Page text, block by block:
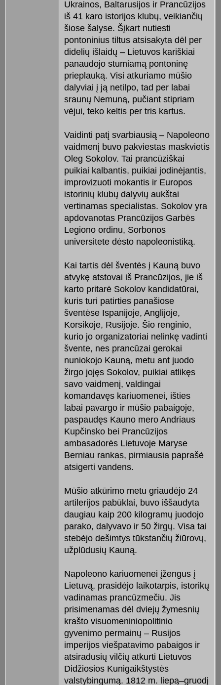
Ukrainos, Baltarusijos ir Prancūzijos
iš 41 karo istorijos klubų, veikiančių
šiose šalyse. Šįkart nutiesti
pontoninius tiltus atsisakyta dėl per
didelių išlaidų – Lietuvos kariškiai
panaudojo stumiamą pontoninę
prieplauką. Visi atkuriamo mūšio
dalyviai į ją netilpo, tad per labai
sraunų Nemuną, pučiant stipriam
vėjui, teko keltis per tris kartus.
Vaidinti patį svarbiausią – Napoleono
vaidmenį buvo pakviestas maskvietis
Oleg Sokolov. Tai prancūziškai
puikiai kalbantis, puikiai jodinėjantis,
improvizuoti mokantis ir Europos
istorinių klubų dalyvių aukštai
vertinamas specialistas. Sokolov yra
apdovanotas Prancūzijos Garbės
Legiono ordinu, Sorbonos
universitete dėsto napoleonistiką.
Kai tartis dėl šventės į Kauną buvo
atvykę atstovai iš Prancūzijos, jie iš
karto pritarė Sokolov kandidatūrai,
kuris turi patirties panašiose
šventėse Ispanijoje, Anglijoje,
Korsikoje, Rusijoje. Šio renginio,
kurio jo organizatoriai nelinkę vadinti
švente, nes prancūzai gerokai
nuniokojo Kauną, metu ant juodo
žirgo jojęs Sokolov, puikiai atlikęs
savo vaidmenį, valdingai
komandavęs kariuomenei, išties
labai pavargo ir mūšio pabaigoje,
paspaudęs Kauno mero Andriaus
Kupčinsko bei Prancūzijos
ambasadorės Lietuvoje Maryse
Berniau rankas, pirmiausia paprašė
atsigerti vandens.
Mūšio atkūrimo metu griaudėjo 24
artilerijos pabūklai, buvo iššaudyta
daugiau kaip 200 kilogramų juodojo
parako, dalyvavo ir 50 žirgų. Visa tai
stebėjo dešimtys tūkstančių žiūrovų,
užplūdusių Kauną.
Napoleono kariuomenei įžengus į
Lietuvą, prasidėjo laikotarpis, istorikų
vadinamas prancūzmečiu. Jis
prisimenamas dėl dviejų žymesnių
krašto visuomeniniopolitinio
gyvenimo permainų – Rusijos
imperijos viešpatavimo pabaigos ir
atsiradusių vilčių atkurti Lietuvos
Didžiosios Kunigaikštystės
valstybingumą. 1812 m. liepą–gruodį